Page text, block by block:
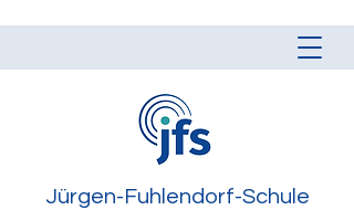
Jürgen-Fuhlendorf-Schule